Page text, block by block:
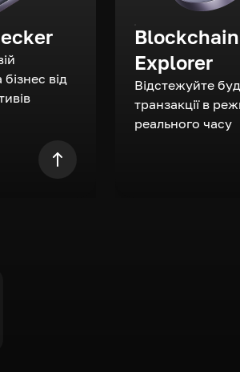
від
Blockchain
Explorer
Відстежуйте
транзакції в
реального часу